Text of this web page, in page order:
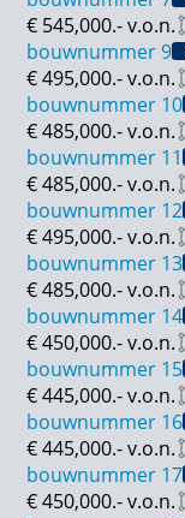
€ 545,000.-v.o.n.
bouwnummer 9
€ 495,000.-v.o.n.
bouwnummer 10
€ 485,000.-v.o.n.
bouwnummer 11
€ 485,000.-v.o.n.
bouwnummer 12
€ 495,000.-v.o.n.
bouwnummer 13
€ 485,000.-v.o.n.
bouwnummer 14
€ 450,000.-v.o.n.
bouwnummer 15
€ 445,000.-v.o.n.
bouwnummer 16
€ 445,000.-v.o.n.
bouwnummer 17
€ 450,000.-v.o.n.